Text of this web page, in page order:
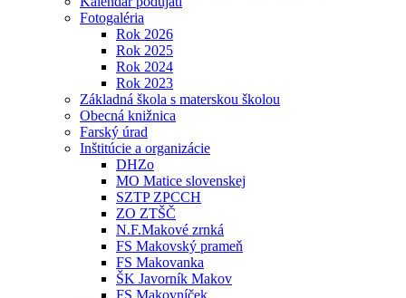
Fotogaléria
Rok 2026
Rok 2025
Rok 2024
Rok 2023
Základná škola s materskou školou
Obecná knižnica
Farský úrad
Inštitúcie a organizácie
DHZo
MO Matice slovenskej
SZTP ZPCCH
ZO ZTŠČ
N.F.Makové zrnká
FS Makovský prameň
FS Makovanka
ŠK Javorník Makov
FS Makovníček